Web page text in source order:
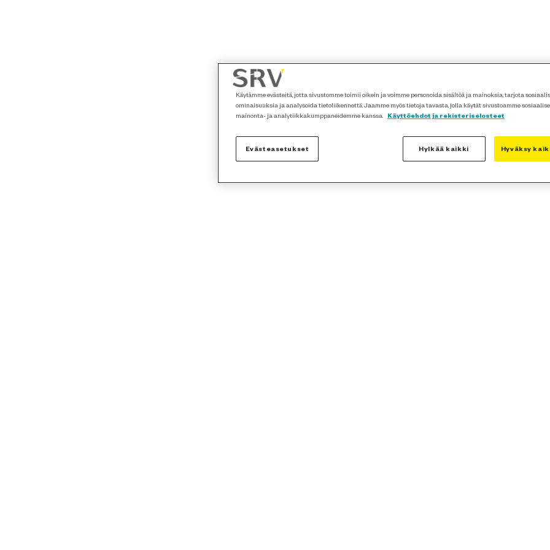
Käytämme evästeitä, jotta sivustomme toimii oikein ja voimme personoida sisältöä ja mainoksia, tarjota
ominaisuuksia ja analysoida tietoliikennettä. Jaamme myös tietoja tavasta, jolla käytät sivustoamme
mainonta- ja analytiikkakumppaneidemme kanssa.
Käyttöehdot ja rekisteriselosteet
Evästeasetukset Hylkää kaikki Hyväksy